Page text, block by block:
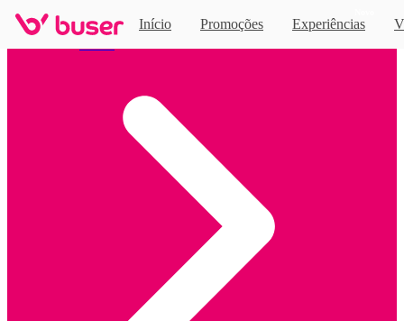
Início Promoções Experiências